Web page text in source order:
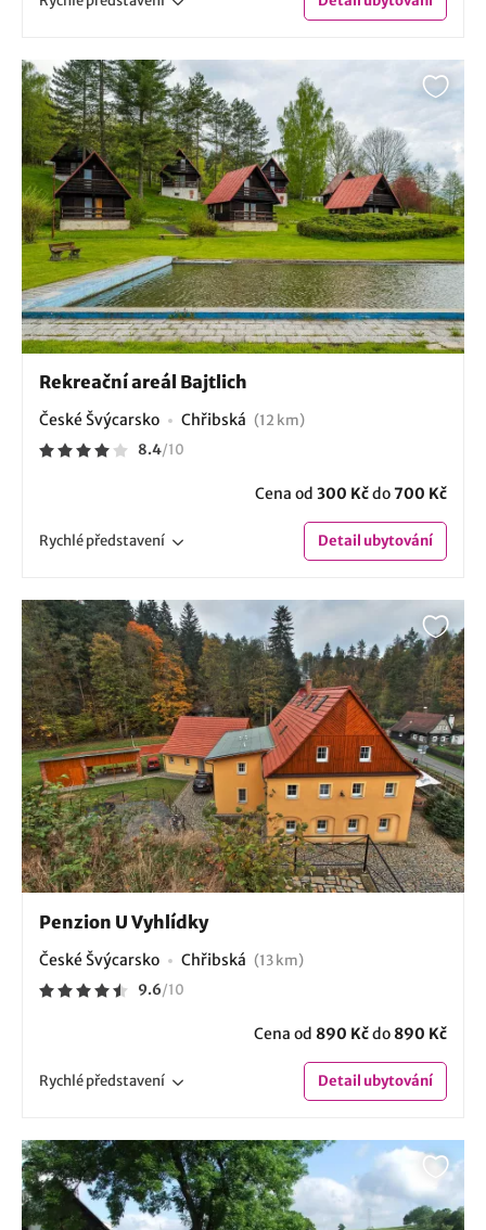
Rekreační areál Bajtlich
České Švýcarsko Chřibská (12 km)
8.4/10
Cena od 300 Kčdo700 Kč
Rychlépředstavení Detailubytování
Penzion U Vyhlídky
České Švýcarsko Chřibská (13 km)
9.6/10
Cena od 890 Kčdo 890 Kč
Rychlépředstavení Detailubytování